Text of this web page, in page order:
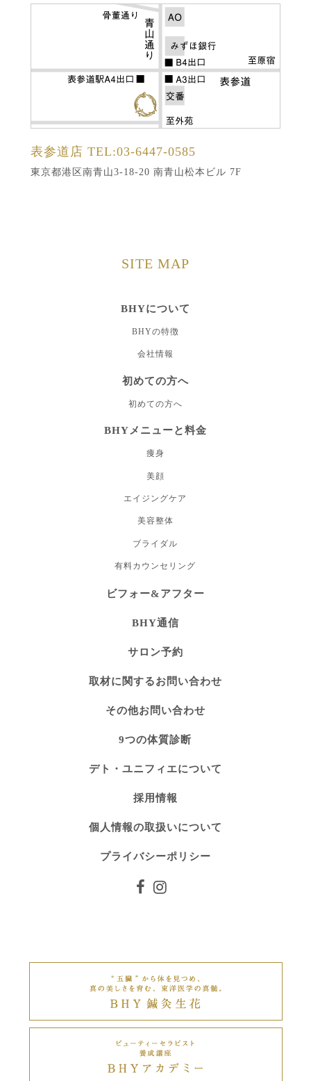
表参道店 TEL:03-6447-0585
東京都港区南青山3-18-20 南青山松本ビル 7F
SITE MAP
BHYについて
BHYの特徴
会社情報
初めての方へ
初めての方へ
BHYメニューと料金
痩身
美顔
エイジングケア
美容整体
ブライダル
有料カウンセリング
ビフォー&アフター
BHY通信
サロン予約
取材に関するお問い合わせ
その他お問い合わせ
9つの体質診断
デト・ユニフィエについて
採用情報
個人情報の取扱いについて
プライバシーポリシー